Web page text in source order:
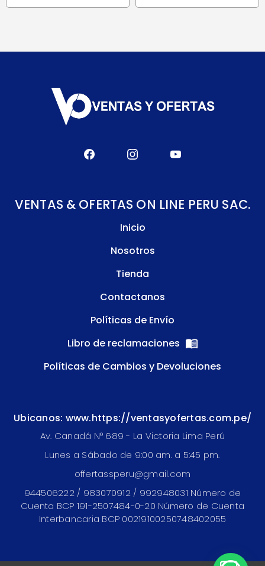
VENTAS & OFERTAS ON LINE PERU SAC.
Inicio
Nosotros
Tienda
Contactanos
Políticas de Envío
Libro de reclamaciones
Políticas de Cambios y Devoluciones
Ubicanos: www.https://ventasyofertas.com.pe/
Av. Canadá N° 689 - La Victoria Lima Perú
Lunes a Sábado de 9:00 am. a 5:45 pm.
offertassperu@gmail.com
944506222 / 983070912 / 992948031 Número de
Cuenta BCP 191-2507484-0-20 Número de Cuenta
Interbancaria BCP 00219100250748402055